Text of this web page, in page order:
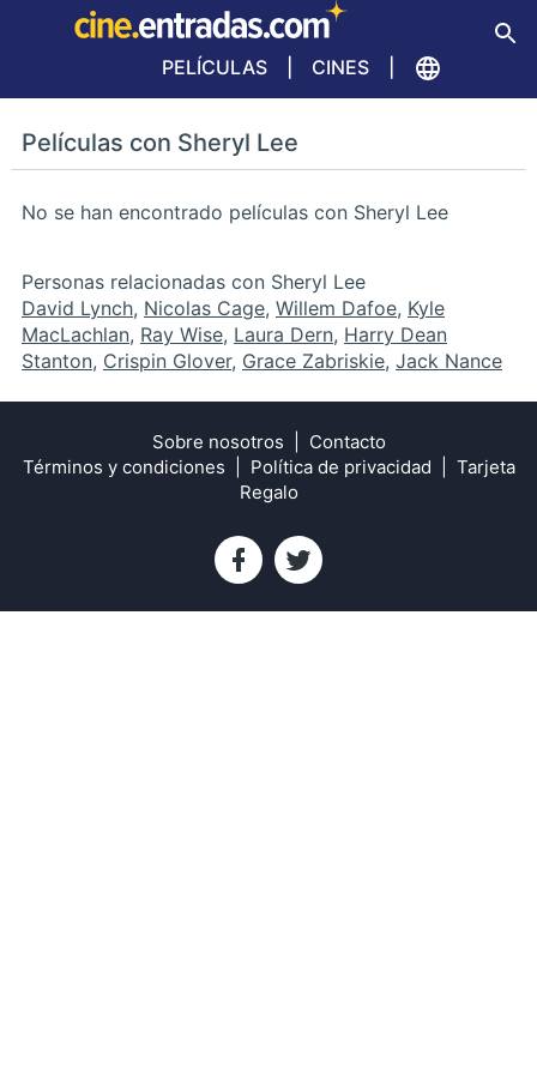
PELÍCULAS CINES
Películas con Sheryl Lee
No se han encontrado películas con Sheryl Lee
Personas relacionadas con Sheryl Lee
David Lynch, Nicolas Cage, Willem Dafoe, Kyle
MacLachlan, Ray Wise, Laura Dern, Harry Dean
Stanton, Crispin Glover, Grace Zabriskie, Jack Nance
Sobre nosotros
Contacto
Términos y condiciones
Política de privacidad
Tarjeta
Regalo